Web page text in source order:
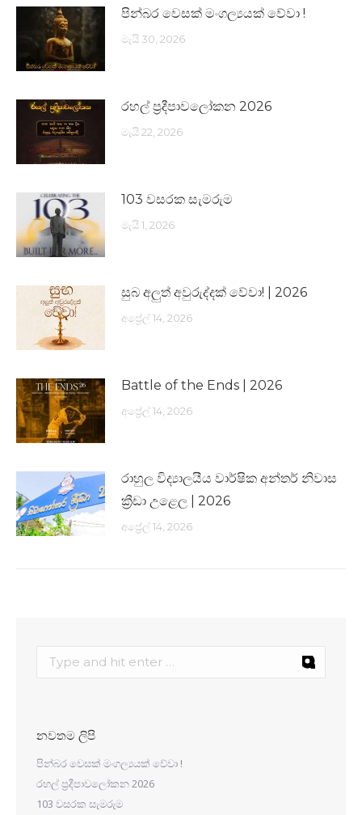
පින්බර වෙසක් මංගල්‍යයක් වේවා !
මැයි 30, 2026
රහල් ප්‍රදීපාවලෝකන 2026
මැයි 22, 2026
103 වසරක සැමරුම
මැයි 1, 2026
සුබ අලුත් අවුරුද්දක් වේවා! | 2026
අප්‍රේල් 14, 2026
Battle of the Ends | 2026
අප්‍රේල් 14, 2026
රාහුල විද්‍යාලයීය වාර්ෂික අන්තර් නිවාස
ක්‍රීඩා උළෙල | 2026
අප්‍රේල් 14, 2026
නවතම ලිපි
පින්බර වෙසක් මංගල්‍යයක් වේවා !
රහල් ප්‍රදීපාවලෝකන 2026
103 වසරක සැමරුම